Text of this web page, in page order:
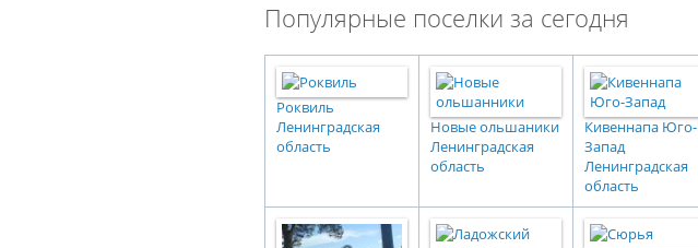
Популярные поселки за сегодня
Роквиль
Ленинградская
область
Новые ольшаники
Ленинградская
область
Кивеннапа Юго-
Запад
Ленинградская
область